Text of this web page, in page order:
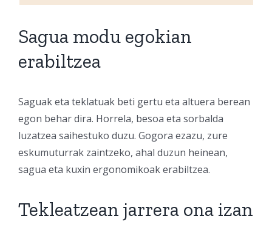
Sagua modu egokian
erabiltzea
Saguak eta teklatuak beti gertu eta altuera berean
egon behar dira. Horrela, besoa eta sorbalda
luzatzea saihestuko duzu. Gogora ezazu, zure
eskumuturrak zaintzeko, ahal duzun heinean,
sagua eta kuxin ergonomikoak erabiltzea.
Tekleatzean jarrera ona izan